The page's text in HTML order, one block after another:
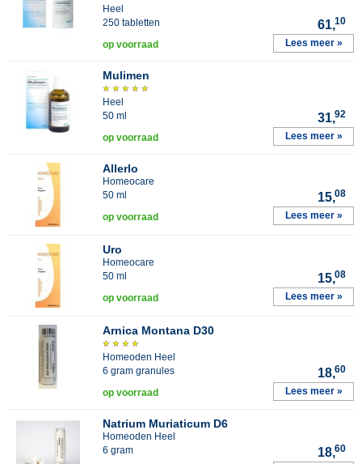
Heel
250 tabletten
61,10
op voorraad Lees meer »
Mulimen
Heel
50 ml
31,92
op voorraad Lees meer »
Allerlo
Homeocare
50 ml
15,08
op voorraad Lees meer »
Uro
Homeocare
50 ml
15,08
op voorraad Lees meer »
Arnica Montana D30
Homeoden Heel
6 gram granules
18,60
op voorraad Lees meer »
Natrium Muriaticum D6
Homeoden Heel
6 gram
18,60